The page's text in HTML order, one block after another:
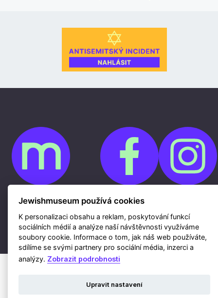
Cookies
Whistleblowing
Kontakty
Mapa webu
Webdesign a hosting Nux s.r.o. | RSS
Jewishmuseum používá cookies
K personalizaci obsahu a reklam, poskytování funkcí
sociálních médií a analýze naší návštěvnosti využíváme
soubory cookie. Informace o tom, jak náš web používáte,
sdílíme se svými partnery pro sociální média, inzerci a
analýzy. Zobrazit podrobnosti
Upravit nastavení